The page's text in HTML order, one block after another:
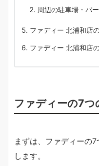
周辺の駐車場・パ
ファディー 北浦和店
ファディー 北浦和店
ファディーの7つ
まずは、ファディーの
します。